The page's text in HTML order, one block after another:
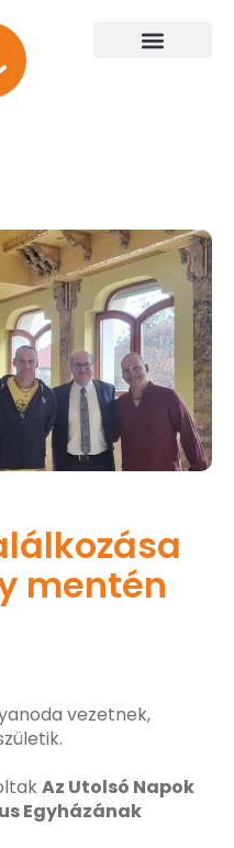
mentén
vezetnek,
Az Utolsó Napok
Egyházának